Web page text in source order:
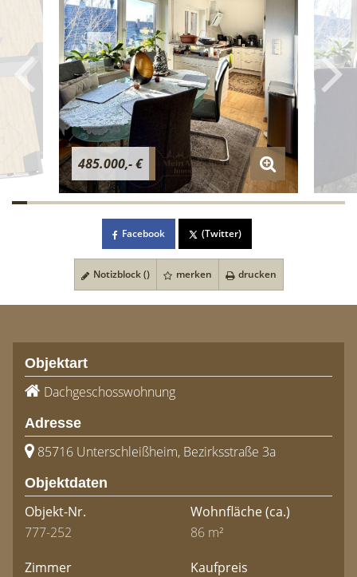
485.000,- €
Facebook (Twitter)
Notizblock () merken drucken
Objektart
Dachgeschosswohnung
Adresse
85716 Unterschleißheim, Bezirksstraße 3a
Objektdaten
Objekt-Nr.
777-252
Wohnfläche(ca.)
86 m²
Zimmer
Kaufpreis